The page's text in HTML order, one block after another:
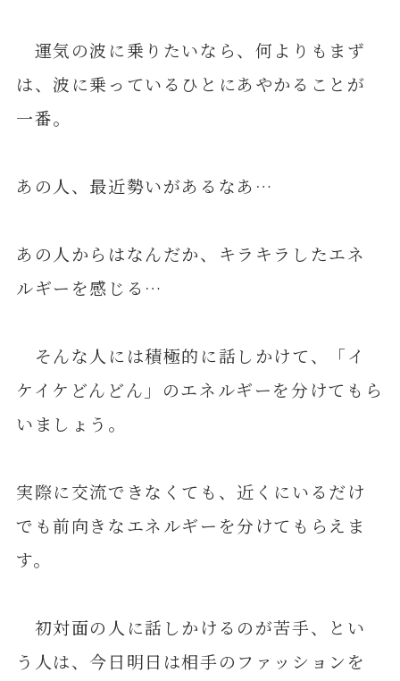
運気の波に乗りたいなら、何よりもまず
は、波に乗っているひとにあやかることが
一番。
あの人、最近勢いがあるなあ…
あの人からはなんだか、キラキラしたエネ
ルギーを感じる…
そんな人には積極的に話しかけて、「イ
ケイケどんどん」のエネルギーを分けてもら
いましょう。
実際に交流できなくても、近くにいるだけ
でも前向きなエネルギーを分けてもらえま
す。
初対面の人に話しかけるのが苦手、とい
う人は、今日明日は相手のファッションを